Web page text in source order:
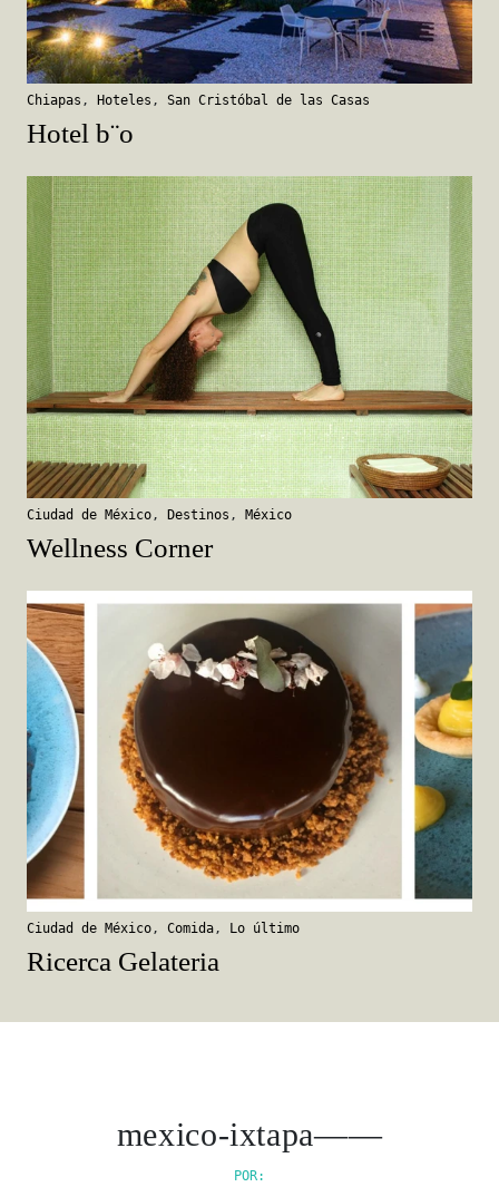
Chiapas , Hoteles , San Cristóbal de las Casas
Hotel b¨o
Ciudad de México , Destinos , México
Wellness Corner
Ciudad de México, Comida, Lo último
Ricerca Gelateria
mexico-ixtapa——
POR: